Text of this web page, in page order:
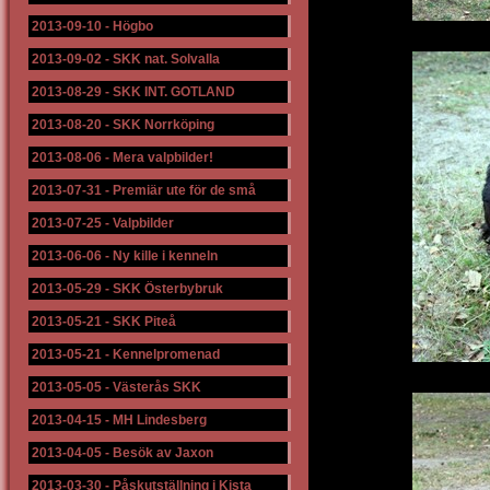
2013-09-10 - Högbo
2013-09-02 - SKK nat. Solvalla
2013-08-29 - SKK INT. GOTLAND
2013-08-20 - SKK Norrköping
2013-08-06 - Mera valpbilder!
2013-07-31 - Premiär ute för de små
2013-07-25 - Valpbilder
2013-06-06 - Ny kille i kenneln
2013-05-29 - SKK Österbybruk
2013-05-21 - SKK Piteå
2013-05-21 - Kennelpromenad
2013-05-05 - Västerås SKK
2013-04-15 - MH Lindesberg
2013-04-05 - Besök av Jaxon
2013-03-30 - Påskutställning i Kista